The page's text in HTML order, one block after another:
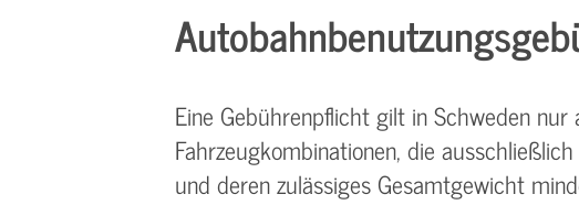
Eine Gebührenpflicht gilt in Schweden
Fahrzeugkombinationen, die
und deren zulässiges Gesamtgewicht